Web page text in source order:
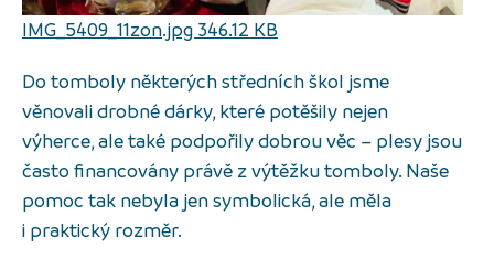
IMG_5409_11zon.jpg 346.12 KB
Do tomboly některých středních škol jsme
věnovali drobné dárky, které potěšily nejen
výherce, ale také podpořily dobrou věc – plesy jsou
často financovány právě z výtěžku tomboly. Naše
pomoc tak nebyla jen symbolická, ale měla
i praktický rozměr.